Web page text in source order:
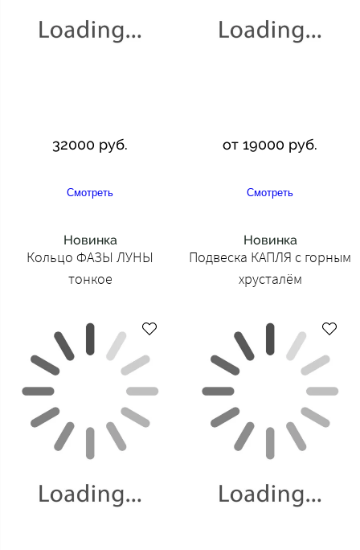
32000 руб.
Смотреть
от 19000 руб.
Смотреть
Новинка
Кольцо ФАЗЫ ЛУНЫ
тонкое
Новинка
Подвеска КАПЛЯ с горным
хрусталём